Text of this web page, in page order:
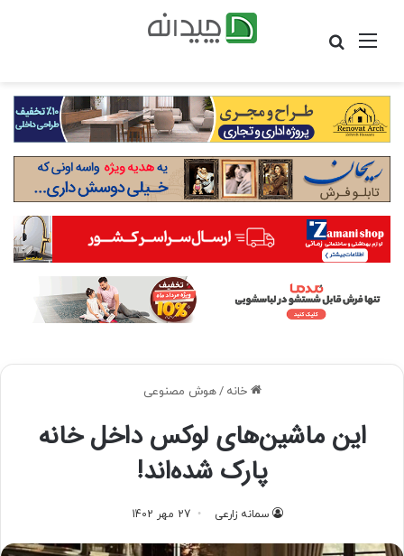
منو
خانه /هوش مصنوعی
این ماشین‌های لوکس داخل خانه
پارک شده‌اند!
سمانه زارعی 27 مهر 1402